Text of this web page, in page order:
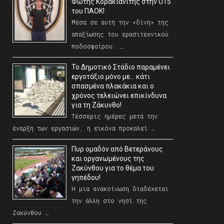
του ΠΑΟΚ!
Μέσα σε αυτή την «δίνη» της
απαξίωσης του ερασιτεχνικού
ποδοσφαίρου. …
Το Δημοτικό Στάδιο παραμένει
εργοτάξιο μόνο με… κάτι
σπασμένα πλακάκια και ο
χρόνος τελειώνει επικίνδυνα
για τη Ζάκυνθο!
Τέσσερις ημέρες μετά την
έναρξη των εργασιών, η εικόνα προκαλεί …
Πυρ ομαδόν από Βετεράνους
και οργανωμένους της
Ζακύνθου για το θέμα του
γηπέδου!
Η μια ανακοίνωση διαδέχεται
την άλλη στο νησί της
Ζακύνθου …